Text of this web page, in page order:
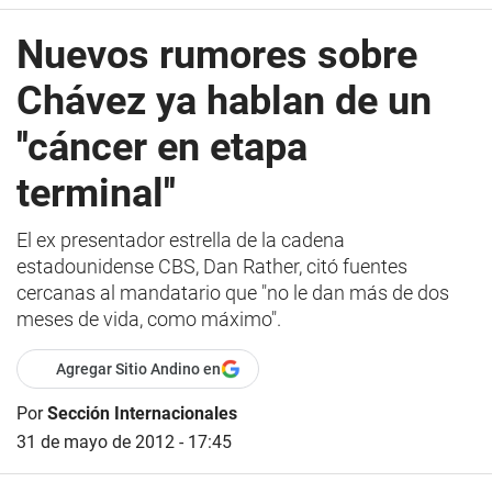
Nuevos rumores sobre
Chávez ya hablan de un
''cáncer en etapa
terminal''
El ex presentador estrella de la cadena
estadounidense CBS, Dan Rather, citó fuentes
cercanas al mandatario que "no le dan más de dos
meses de vida, como máximo".
Agregar Sitio Andino en
PorSección Internacionales
31 de mayo de 2012 - 17:45